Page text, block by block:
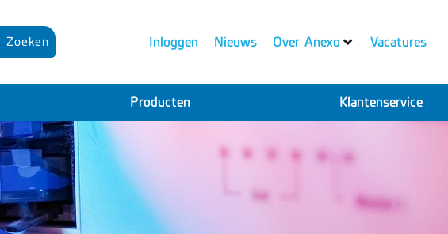
Zoeken Inloggen Nieuws Over Anexo Vacatures
Producten Klantenservice